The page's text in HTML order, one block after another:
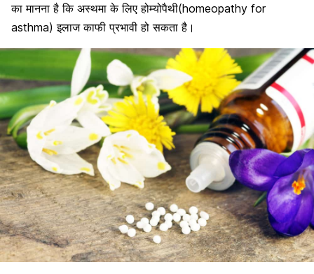
का मानना ​​है कि अस्थमा के लिए होम्योपैथी(homeopathy for
asthma) इलाज काफी प्रभावी हो सकता है।